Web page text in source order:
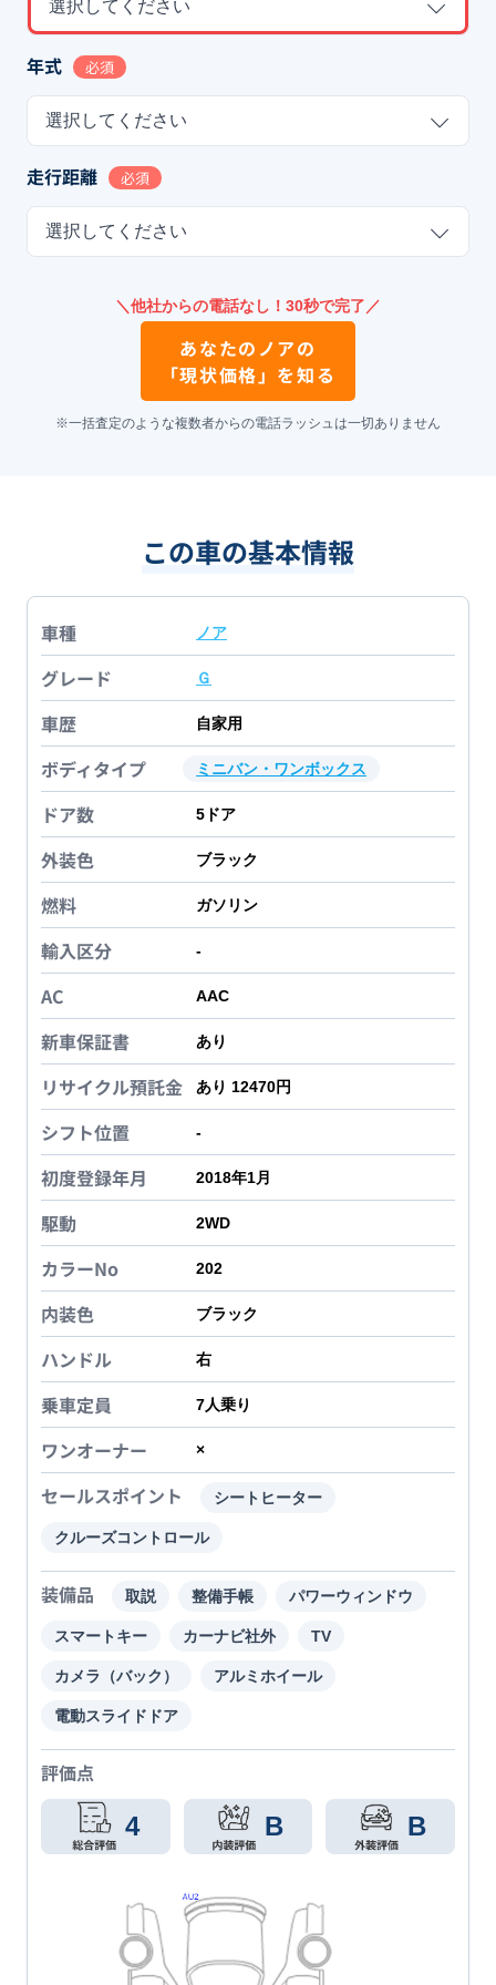
選択してください
年式 必須
選択してください
走行距離 必須
選択してください
＼他社からの電話なし！30秒で完了／
あなたの ノアの
「現状価格」を知る
※一括査定のような複数者からの電話ラッシュは一切ありません
この車の基本情報
車種 ノア
グレード Ｇ
車歴 自家用
ボディタイプ ミニバン・ワンボックス
ドア数 5 ドア
外装色 ブラック
燃料 ガソリン
輸入区分 -
AC AAC
新車保証書 あり
リサイクル預託金 あり 12470円
シフト位置 -
初度登録年月 2018年1月
駆動 2WD
カラーNo 202
内装色 ブラック
ハンドル 右
乗車定員 7人乗り
ワンオーナー ×
セールスポイント シートヒーター
クルーズコントロール
装備品 取説 整備手帳 パワーウィンドウ
スマートキー カーナビ社外 TV
カメラ（バック） アルミホイール
電動スライドドア
評価点
4 B B